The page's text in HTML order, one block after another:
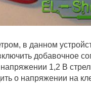
в данном
добавочное
1,2 В
о напряжении на